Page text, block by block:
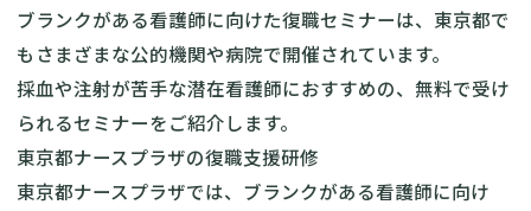
ブランクがある看護師に向けた復職セミナーは、東京都で
もさまざまな公的機関や病院で開催されています。
採血や注射が苦手な潜在看護師におすすめの、無料で受け
られるセミナーをご紹介します。
東京都ナースプラザの復職支援研修
東京都ナースプラザでは、ブランクがある看護師に向け